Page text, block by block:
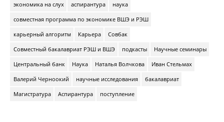
экономика на слух
аспирантура
наука
совместная программа по экономике ВШЭ и РЭШ
карьерный алгоритм
Карьера
Совбак
Совместный бакалавриат РЭШ и ВШЭ
подкасты
Научные семинары
Центральный банк
Наука Наталья Волчкова
Иван Стельмах
Валерий Черноокий
научные исследования
бакалавриат
Магистратура
Аспирантура поступление